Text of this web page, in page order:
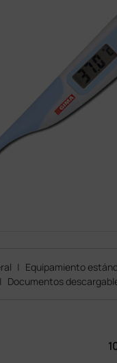
| Equipamiento
| Documentos